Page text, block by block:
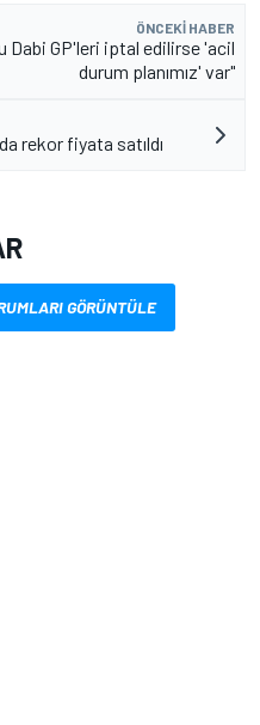
ÖNCEKI HABER
Dabi GP'leri iptal edilirse 'acil
durum planımız' var"
rekor fiyata satıldı
GÖRÜNTÜLE